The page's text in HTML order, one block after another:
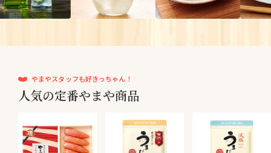
やまやスタッフも好きっちゃん！
人気の定番やまや商品